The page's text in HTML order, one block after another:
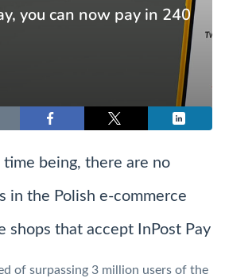
you can now pay in 240
being, there are no
in the Polish e-commerce
shops that accept InPost Pay
of surpassing 3 million users of the